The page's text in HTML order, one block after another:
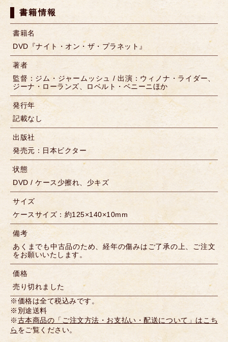
書籍情報
書籍名
DVD『ナイト・オン・ザ・プラネット』
著者
監督：ジム・ジャームッシュ / 出演：ウィノナ・ライダー、
ジーナ・ローランズ、ロベルト・ベニーニほか
発行年
記載なし
出版社
発売元：日本ビクター
状態
DVD / ケース少擦れ、少キズ
サイズ
ケースサイズ：約125×140×10mm
備考
あくまでも中古品のため、経年の傷みはご了承の上、ご注文
をお願いいたします。
価格
売り切れました
※価格は全て税込みです。
※別途送料
※古本商品の「ご注文方法・お支払い・配送について」はこち
ら をご覧ください。